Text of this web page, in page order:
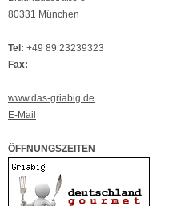
80331 München
Tel: +49 89 23239323
Fax:
www.das-griabig.de
E-Mail
ÖFFNUNGSZEITEN